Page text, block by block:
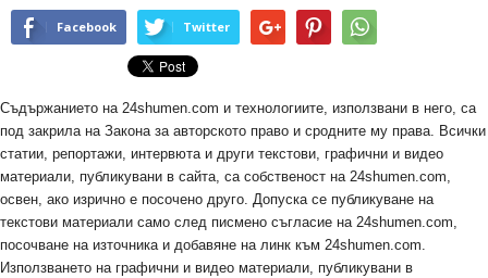
Facebook Twitter
Съдържанието на 24shumen.com и технологиите, използвани в него, са
под закрила на Закона за авторското право и сродните му права. Всички
статии, репортажи, интервюта и други текстови, графични и видео
материали, публикувани в сайта, са собственост на 24shumen.com,
освен, ако изрично е посочено друго. Допуска се публикуване на
текстови материали само след писмено съгласие на 24shumen.com,
посочване на източника и добавяне на линк към 24shumen.com.
Използването на графични и видео материали, публикувани в